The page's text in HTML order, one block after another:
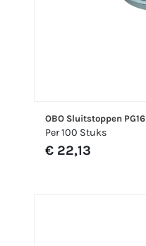
OBO Sluitstoppen PG16
Per 100 Stuks
€ 22,13